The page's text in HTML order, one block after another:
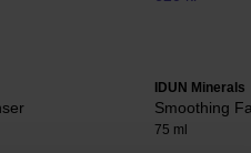
IDUN Minerals
Smoothing
75 ml